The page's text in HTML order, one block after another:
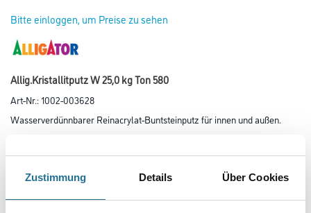
Zustimmung Details Über Cookies
Bitte einloggen, um Preise zu sehen
Allig.Kristallitputz W 25,0 kg Ton 580
Art-Nr.:1002-003628
Wasserverdünnbarer Reinacrylat-Buntsteinputz für innen und außen.
Körnung